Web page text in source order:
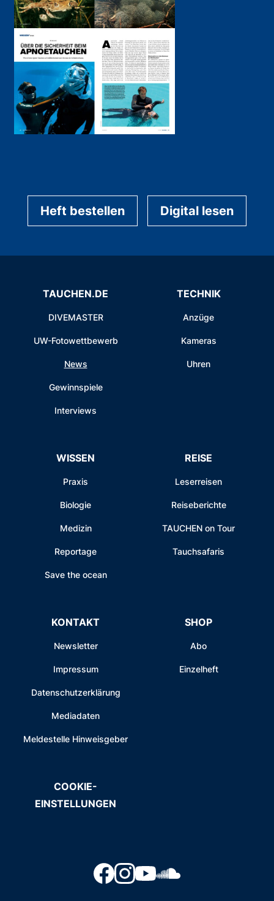
Heft bestellen Digital lesen
TAUCHEN.DE
DIVEMASTER
UW-Fotowettbewerb
News
Gewinnspiele
Interviews
TECHNIK
Anzüge
Kameras
Uhren
WISSEN
Praxis
Biologie
Medizin
Reportage
Save the ocean
REISE
Leserreisen
Reiseberichte
TAUCHEN on Tour
Tauchsafaris
KONTAKT
Newsletter
Impressum
Datenschutzerklärung
Mediadaten
Meldestelle Hinweisgeber
SHOP
Abo
Einzelheft
COOKIE-
EINSTELLUNGEN